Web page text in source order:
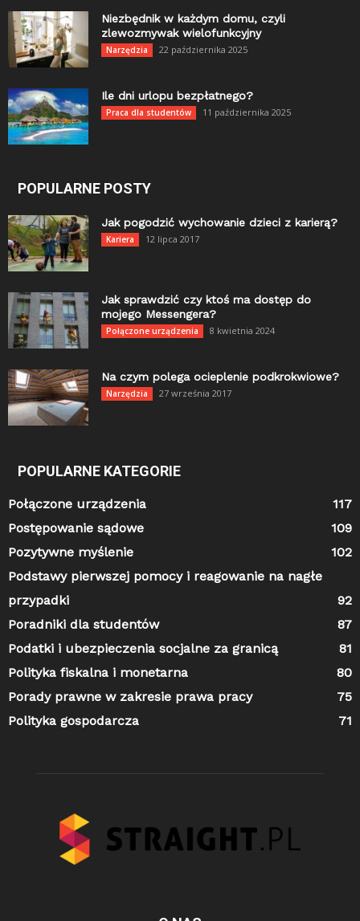
Niezbędnik w każdym domu, czyli
zlewozmywak wielofunkcyjny
Narzędzia 22 października 2025
Ile dni urlopu bezpłatnego?
Praca dla studentów 11 października 2025
POPULARNE POSTY
Jak pogodzić wychowanie dzieci z karierą?
Kariera 12 lipca 2017
Jak sprawdzić czy ktoś ma dostęp do
mojego Messengera?
Połączone urządzenia 8 kwietnia 2024
Na czym polega ocieplenie podkrokwiowe?
Narzędzia 27 września 2017
POPULARNE KATEGORIE
Połączone urządzenia
117
Postępowanie sądowe
109
Pozytywne myślenie
102
Podstawy pierwszej pomocy i reagowanie na nagłe
przypadki
92
Poradniki dla studentów
87
Podatki i ubezpieczenia socjalne za granicą
81
Polityka fiskalna i monetarna
80
Porady prawne w zakresie prawa pracy
75
Polityka gospodarcza
71